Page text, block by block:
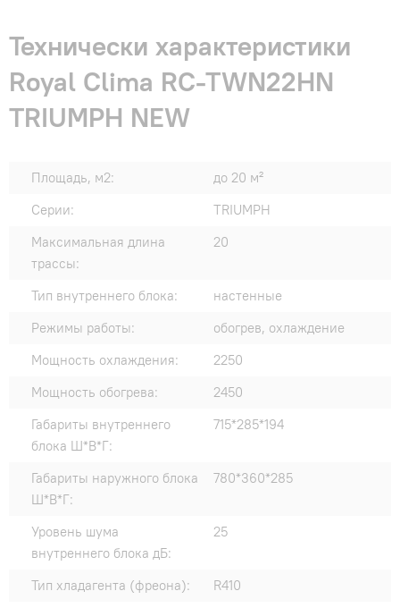
Технически характеристики
Royal Clima RC-TWN22HN
TRIUMPH NEW
Площадь, м2:
до 20 м²
Серии:
TRIUMPH
Максимальная длина
трассы:
20
Тип внутреннего блока:
настенные
Режимы работы:
обогрев, охлаждение
Мощность охлаждения:
2250
Мощность обогрева:
2450
Габариты внутреннего
блока Ш*В*Г:
715*285*194
Габариты наружного блока
Ш*В*Г:
780*360*285
Уровень шума
внутреннего блока дБ:
25
Тип хладагента (фреона):
R410